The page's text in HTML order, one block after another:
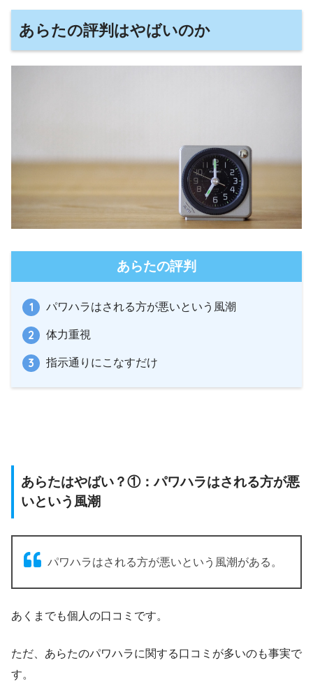
あらたの評判はやばいのか
あらたの評判
パワハラはされる方が悪いという風潮
体力重視
指示通りにこなすだけ
あらたはやばい？①：パワハラはされる方が悪
いという風潮
パワハラはされる方が悪いという風潮がある。
あくまでも個人の口コミです。
ただ、あらたのパワハラに関する口コミが多いのも事実で
す。